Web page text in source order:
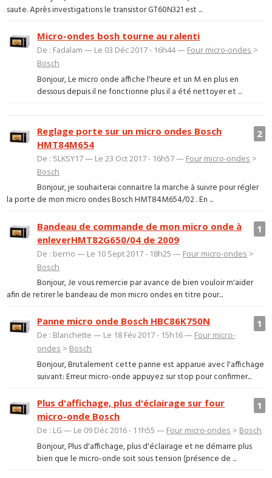
saute. Après investigations le transistor GT60N321 est ...
Micro-ondes bosh tourne au ralenti
De : Fadalam — Le 03 Déc 2017 - 16h44 — Four micro-ondes >
Bosch
Bonjour, Le micro onde affiche l'heure et un M en plus en
dessous depuis il ne fonctionne plus il a été nettoyer et ...
2
Reglage porte sur un micro ondes Bosch
HMT84M654
De : SLKSY17 — Le 23 Oct 2017 - 16h57 — Four micro-ondes >
Bosch
Bonjour, je souhaiterai connaitre la marche à suivre pour régler
la porte de mon micro ondes Bosch HMT84M654/02 . En ...
1
Bandeau de commande de mon micro onde à
enleverHMT82G650/04 de 2009
De : berno — Le 10 Sept 2017 - 18h25 — Four micro-ondes >
Bosch
Bonjour, Je vous remercie par avance de bien vouloir m'aider
afin de retirer le bandeau de mon micro ondes en titre pour...
1
Panne micro onde Bosch HBC86K750N
De : Blanchette — Le 18 Fév 2017 - 15h16 — Four micro-
ondes > Bosch
Bonjour, Brutalement cette panne est apparue avec l'affichage
suivant: Erreur micro-onde appuyez sur stop pour confirmer...
1
Plus d'affichage, plus d'éclairage sur four
micro-onde Bosch
De : LG — Le 09 Déc 2016 - 11h55 — Four micro-ondes > Bosch
Bonjour, Plus d'affichage, plus d'éclairage et ne démarre plus
bien que le micro-onde soit sous tension (présence de ...